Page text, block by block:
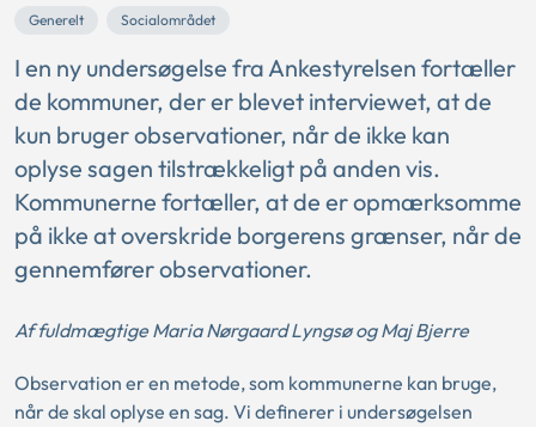
Generelt Socialområdet
I en ny undersøgelse fra Ankestyrelsen fortæller
de kommuner, der er blevet interviewet, at de
kun bruger observationer, når de ikke kan
oplyse sagen tilstrækkeligt på anden vis.
Kommunerne fortæller, at de er opmærksomme
på ikke at overskride borgerens grænser, når de
gennemfører observationer.
Af fuldmægtige Maria Nørgaard Lyngsø og Maj Bjerre
Observation er en metode, som kommunerne kan bruge,
når de skal oplyse en sag. Vi definerer i undersøgelsen